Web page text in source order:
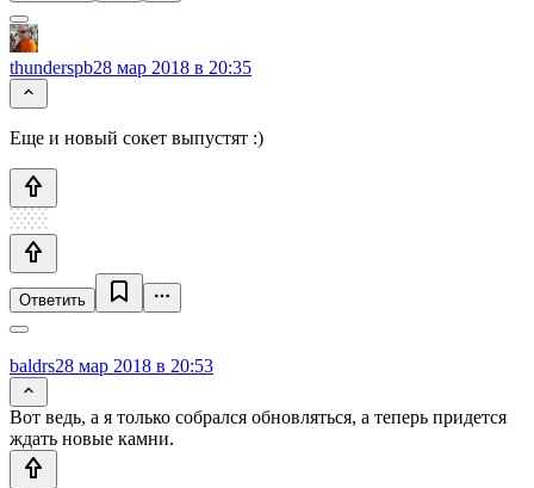
thunderspb28 мар 2018 в 20:35
Еще и новый сокет выпустят :)
Ответить
baldrs28 мар 2018 в 20:53
Вот ведь, а я только собрался обновляться, а теперь придется
ждать новые камни.